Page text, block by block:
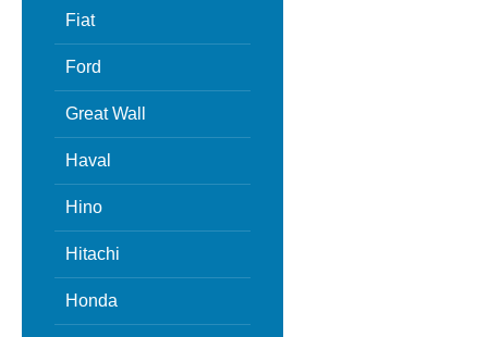
Fiat
Ford
Great Wall
Haval
Hino
Hitachi
Honda